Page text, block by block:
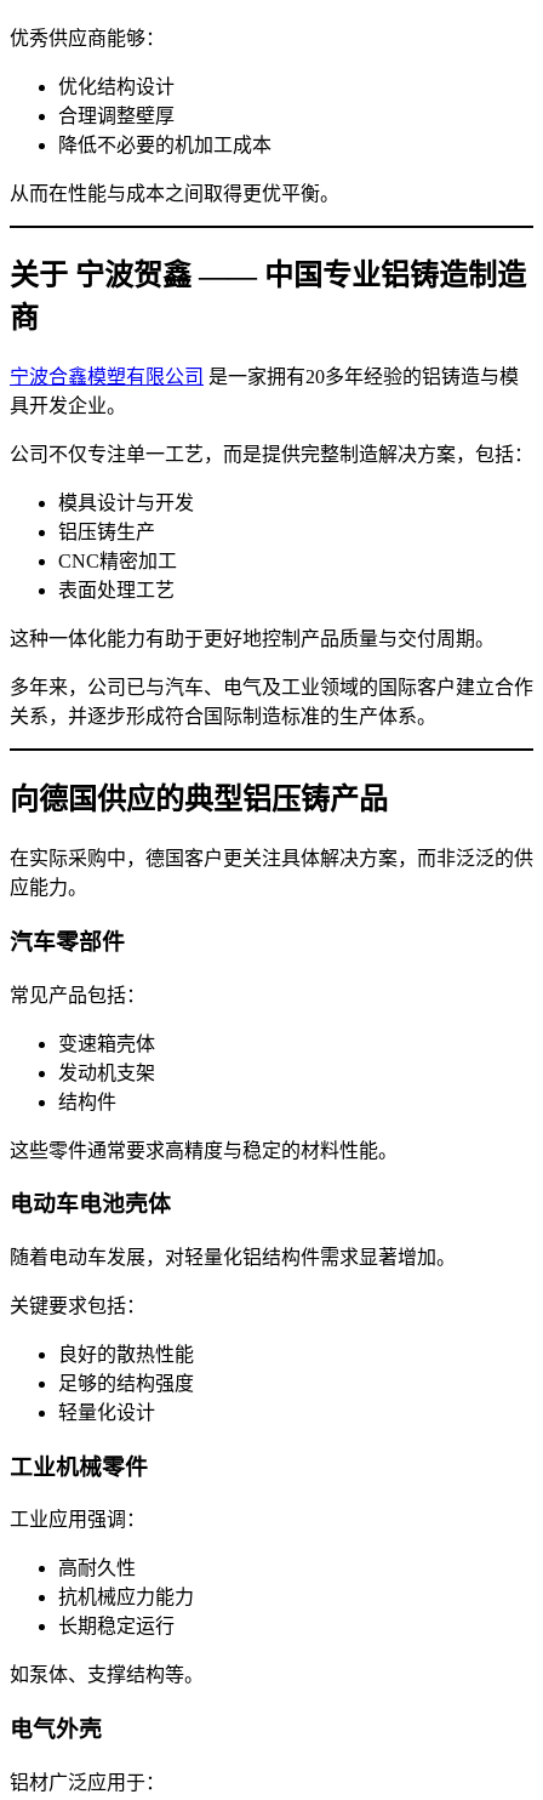
优秀供应商能够：
优化结构设计
合理调整壁厚
降低不必要的机加工成本
从而在性能与成本之间取得更优平衡。
关于 宁波贺鑫 —— 中国专业铝铸造制造
商
宁波合鑫模塑有限公司 是一家拥有20多年经验的铝铸造与模
具开发企业。
公司不仅专注单一工艺，而是提供完整制造解决方案，包括：
模具设计与开发
铝压铸生产
CNC精密加工
表面处理工艺
这种一体化能力有助于更好地控制产品质量与交付周期。
多年来，公司已与汽车、电气及工业领域的国际客户建立合作
关系，并逐步形成符合国际制造标准的生产体系。
向德国供应的典型铝压铸产品
在实际采购中，德国客户更关注具体解决方案，而非泛泛的供
应能力。
汽车零部件
常见产品包括：
变速箱壳体
发动机支架
结构件
这些零件通常要求高精度与稳定的材料性能。
电动车电池壳体
随着电动车发展，对轻量化铝结构件需求显著增加。
关键要求包括：
良好的散热性能
足够的结构强度
轻量化设计
工业机械零件
工业应用强调：
高耐久性
抗机械应力能力
长期稳定运行
如泵体、支撑结构等。
电气外壳
铝材广泛应用于：